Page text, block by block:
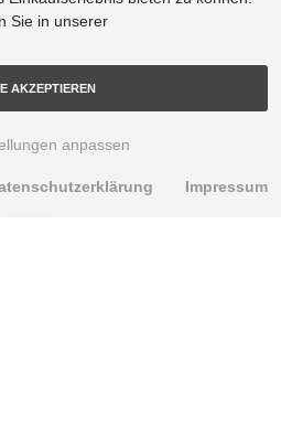
Sie in unserer
AKZEPTIEREN
anpassen
Impressum